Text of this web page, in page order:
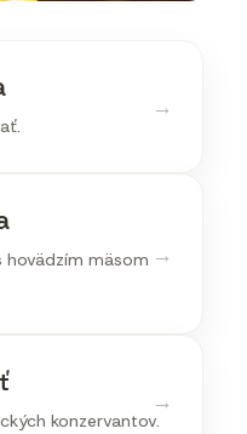
→
→
hovädzím mäsom
→
konzervantov.